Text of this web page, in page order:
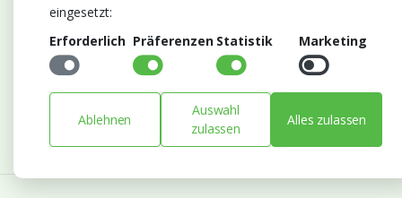
Abonnieren Sie unseren Newsletter
Bleiben Sie auf dem Laufenden mit Neuigkeiten und
Entwicklungen von Blumengroßhandel Heyl
Abonnieren
eingesetzt:
Erforderlich Präferenzen Statistik Marketing
Ablehnen
Auswahl
zulassen
Alles zulassen